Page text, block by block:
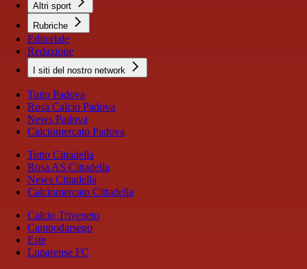
Altri sport
Rubriche
Editoriale
Redazione
I siti del nostro network
Tutto Padova
Rosa Calcio Padova
News Padova
Calciomercato Padova
Tutto Cittadella
Rosa AS Cittadella
News Cittadella
Calciomercato Cittadella
Calcio Triveneto
Campodarsego
Este
Luparense FC